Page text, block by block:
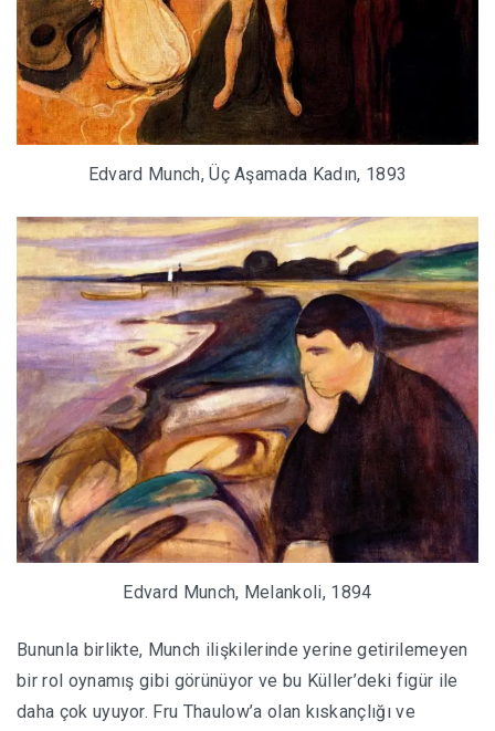
Edvard Munch, Üç Aşamada Kadın, 1893
Edvard Munch, Melankoli, 1894
Bununla birlikte, Munch ilişkilerinde yerine getirilemeyen
bir rol oynamış gibi görünüyor ve bu Küller’deki figür ile
daha çok uyuyor. Fru Thaulow’a olan kıskançlığı ve